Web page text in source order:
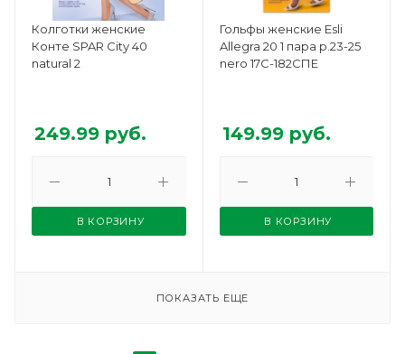
Колготки женские
Конте SPAR City 40
natural 2
249.99 руб.
В КОРЗИНУ
Гольфы женские Esli
Allegra 20 1 пара р.23-25
nero 17С-182СПЕ
149.99руб.
В КОРЗИНУ
ПОКАЗАТЬ ЕЩЕ